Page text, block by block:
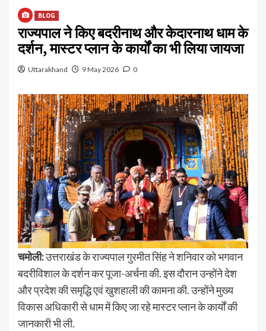
BLOG
राज्यपाल ने किए बदरीनाथ और केदारनाथ धाम के
दर्शन, मास्टर प्लान के कार्यों का भी लिया जायजा
Uttarakhand 9 May 2026 0
चमोली:उत्तराखंड के राज्यपाल गुरमीत सिंह ने शनिवार को भगवान
बदरीविशाल के दर्शन कर पूजा-अर्चना की. इस दौरान उन्होंने देश
और प्रदेश की समृद्धि एवं खुशहाली की कामना की. उन्होंने मुख्य
विकास अधिकारी से धाम में किए जा रहे मास्टर प्लान के कार्यों की
जानकारी भी ली.